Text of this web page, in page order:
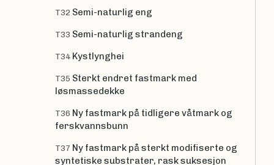
T32 Semi-naturlig eng
T33 Semi-naturlig strandeng
T34 Kystlynghei
T35 Sterkt endret fastmark med
løsmassedekke
T36 Ny fastmark på tidligere våtmark og
ferskvannsbunn
T37 Ny fastmark på sterkt modifiserte og
syntetiske substrater, rask suksesjon